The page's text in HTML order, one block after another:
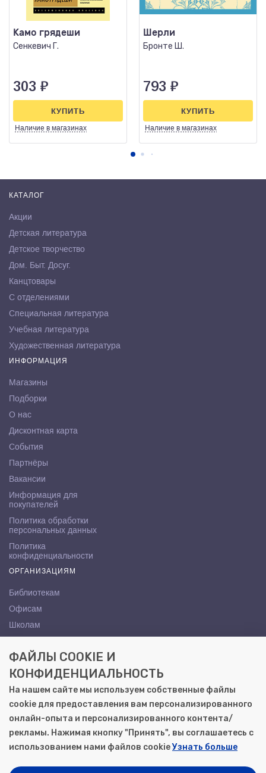
Камо грядеши
Сенкевич Г.
303 ₽
Наличие в магазинах
КУПИТЬ
Шерли
Бронте Ш.
793 ₽
Наличие в магазинах
КУПИТЬ
КАТАЛОГ
Акции
Детская литература
Детское творчество
Дом. Быт. Досуг.
Канцтовары
С отделениями
Специальная литература
Учебная литература
Художественная литература
ИНФОРМАЦИЯ
Магазины
Подборки
О нас
Дисконтная карта
События
Партнёры
Вакансии
Информация для
покупателей
Политика обработки
персональных данных
Политика
конфиденциальности
ОРГАНИЗАЦИЯМ
Библиотекам
Офисам
Школам
КОНТАКТЫ
Саратов, ул. Осипова, 10А
+7 (8452) 72-65-65
gemera@moya-kniga.ru
ФАЙЛЫ COOKIE И
КОНФИДЕНЦИАЛЬНОСТЬ
На нашем сайте мы используем собственные файлы
cookie для предоставления вам персонализированного
онлайн-опыта и персонализированного контента/
рекламы. Нажимая кнопку "Принять", вы соглашаетесь с
использованием нами файлов cookieУзнать больше